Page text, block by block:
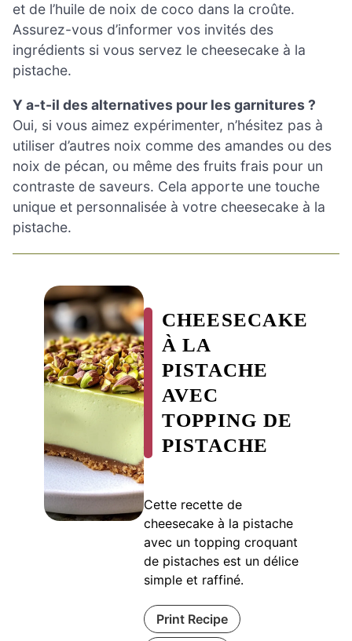
et de l’huile de noix de coco dans la croûte.
Assurez-vous d’informer vos invités des
ingrédients si vous servez le cheesecake à la
pistache.
Y a-t-il des alternatives pour les garnitures ?
Oui, si vous aimez expérimenter, n’hésitez pas à
utiliser d’autres noix comme des amandes ou des
noix de pécan, ou même des fruits frais pour un
contraste de saveurs. Cela apporte une touche
unique et personnalisée à votre cheesecake à la
pistache.
CHEESECAKE
À LA
PISTACHE
AVEC
TOPPING DE
PISTACHE
Cette recette de
cheesecake à la pistache
avec un topping croquant
de pistaches est un délice
simple et raffiné.
Print Recipe